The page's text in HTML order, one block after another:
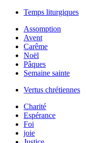
Temps liturgiques
Assomption
Avent
Carême
Noël
Pâques
Semaine sainte
Vertus chrétiennes
Charité
Espérance
Foi
joie